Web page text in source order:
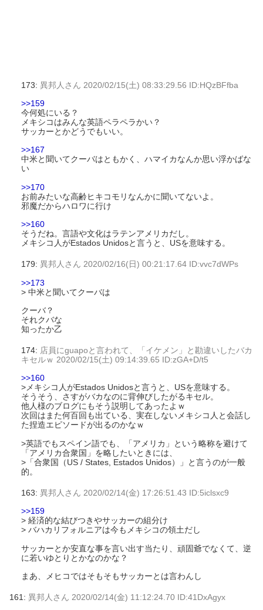
173: 異邦人さん 2020/02/15(土) 08:33:29.56 ID:HQzBFfba
>>159
今何処にいる？
メキシコはみんな英語ペラペラかい？
サッカーとかどうでもいい。
>>167
中米と聞いてクーバはともかく、ハマイカなんか思い浮かばな
い
>>170
お前みたいな高齢ヒキコモリなんかに聞いてないよ。
邪魔だからハロワに行け
>>160
そうだね。言語や文化はラテンアメリカだし。
メキシコ人がEstados Unidosと言うと、USを意味する。
179: 異邦人さん 2020/02/16(日) 00:21:17.64 ID:vvc7dWPs
>>173
> 中米と聞いてクーバは
クーバ？
それクバな
知ったか乙
174: 店員にguapoと言われて、「イケメン」と勘違いしたバカ
キセルｗ 2020/02/15(土) 09:14:39.65 ID:zGA+D/t5
>>160
>メキシコ人がEstados Unidosと言うと、USを意味する。
そうそう、さすがバカなのに背伸びしたがるキセル。
他人様のブログにもそう説明してあったよｗ
次回はまた何百回も出ている、実在しないメキシコ人と会話し
た捏造エピソードが出るのかなｗ
>英語でもスペイン語でも、「アメリカ」という略称を避けて
「アメリカ合衆国」を略したいときには、
>「合衆国（US / States, Estados Unidos）」と言うのが一般
的。
163: 異邦人さん 2020/02/14(金) 17:26:51.43 ID:5iclsxc9
>>159
> 経済的な結びつきやサッカーの組分け
> バハカリフォルニアは今もメキシコの領土だし
サッカーとか安直な事を言い出す当たり、頑固爺でなくて、逆
に若いゆとりとかなのかな？
まあ、メヒコではそもそもサッカーとは言わんし
161: 異邦人さん 2020/02/14(金) 11:12:24.70 ID:41DxAgyx